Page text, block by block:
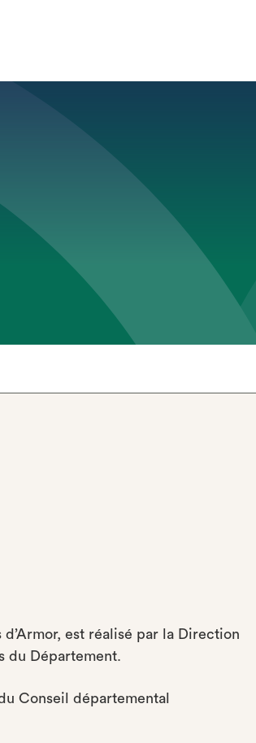
est réalisé par la Direction
du Département.
Conseil départemental